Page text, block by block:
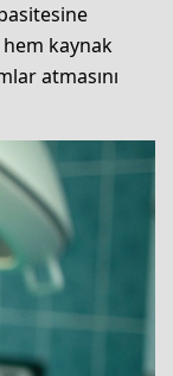
hem kaynak
atmasını